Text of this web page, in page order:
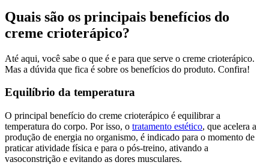
Quais são os principais benefícios do
creme crioterápico?
Até aqui, você sabe o que é e para que serve o creme crioterápico.
Mas a dúvida que fica é sobre os benefícios do produto. Confira!
Equilíbrio da temperatura
O principal benefício do creme crioterápico é equilibrar a
temperatura do corpo. Por isso, o tratamento estético, que acelera a
produção de energia no organismo, é indicado para o momento de
praticar atividade física e para o pós-treino, ativando a
vasoconstrição e evitando as dores musculares.